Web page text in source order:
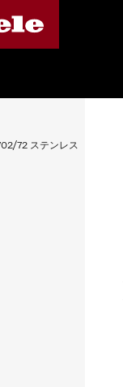
72 ステンレス